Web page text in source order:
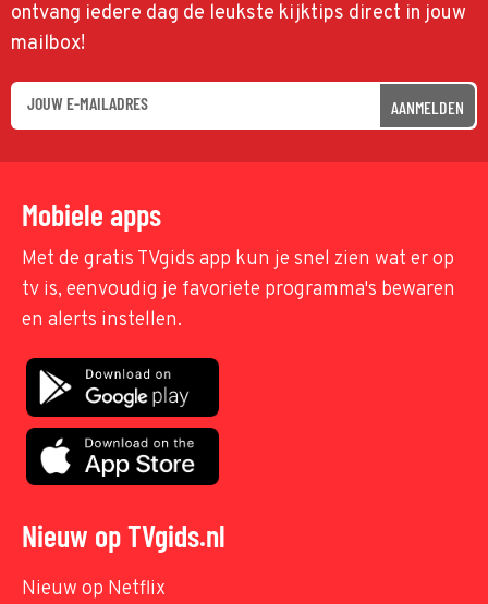
ontvang iedere dag de leukste kijktips direct in jouw
mailbox!
AANMELDEN
Mobiele apps
Met de gratis TVgids app kun je snel zien wat er op
tv is, eenvoudig je favoriete programma's bewaren
en alerts instellen.
Nieuw op TVgids.nl
Nieuw op Netflix